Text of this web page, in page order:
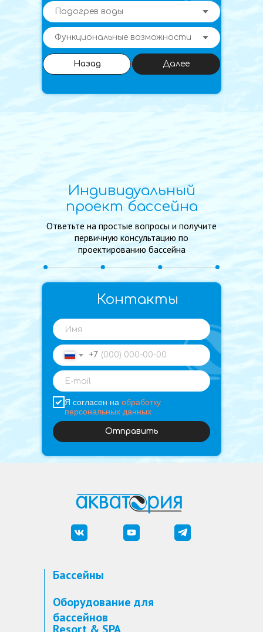
Назад Далее
Контакты
+7
Я согласен на обработку
персональных данных
Отправить
Ответьте на простые вопросы и получите
первичную консультацию по
проектированию бассейна
Индивидуальный
проект бассейна
Бассейны
Оборудование для
бассейнов